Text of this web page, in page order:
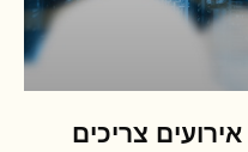
צריכים